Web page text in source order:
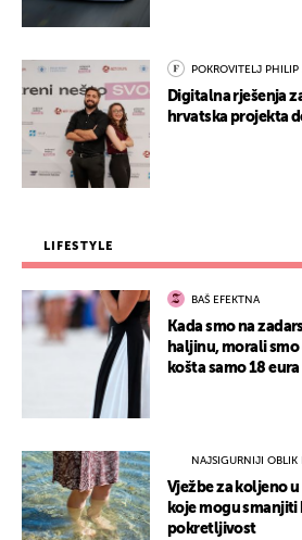
POKROVITELJ PHILIP
Digitalna rješenja
hrvatska projekta
LIFESTYLE
BAŠ EFEKTNA
Kada smo na
haljinu, morali
košta samo 18 eura
NAJSIGURNIJI OBLIK
Vježbe za koljeno
koje mogu
pokretljivost